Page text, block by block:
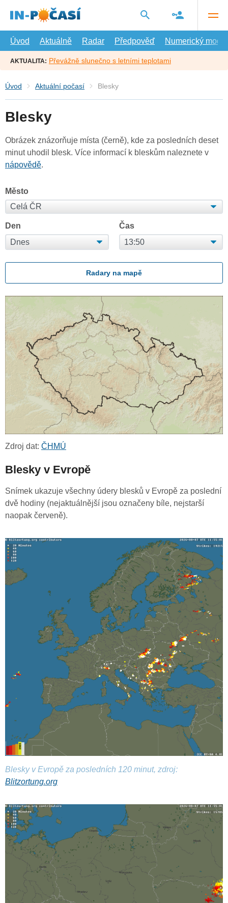
hlavní
Úvod
Aktuálně Radar Předpověď Numerický model
AKTUALITA: Převážně slunečno s letními teplotami
Úvod Aktuální počasí Blesky
Blesky
Obrázek znázorňuje místa (černě), kde za posledních deset
minut uhodil blesk. Více informací k bleskům naleznete v
nápovědě.
Město
Den Čas
Radary na mapě
Zdroj dat: ČHMÚ
Blesky v Evropě
Snímek ukazuje všechny údery blesků v Evropě za poslední
dvě hodiny (nejaktuálnější jsou označeny bíle, nejstarší
naopak červeně).
Blesky v Evropě za posledních 120 minut, zdroj:
Blitzortung.org